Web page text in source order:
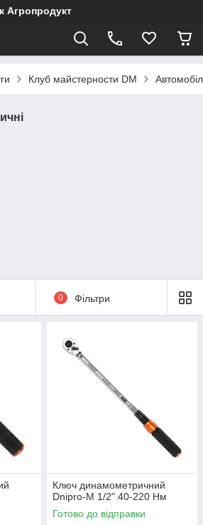
Агропродукт
Клуб майстерности DM
0 Фільтри
Ключ динамометричний
Dnipro-M 1/2" 40-220 Нм
Готово до відправки